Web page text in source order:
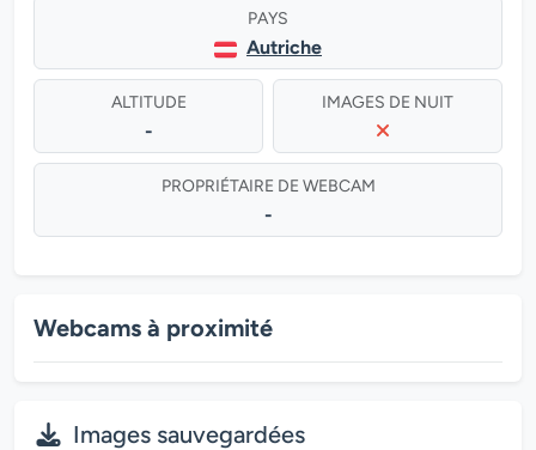
PAYS
Autriche
ALTITUDE
-
IMAGES DE NUIT
PROPRIÉTAIRE DE WEBCAM
-
Webcams à proximité
Images sauvegardées